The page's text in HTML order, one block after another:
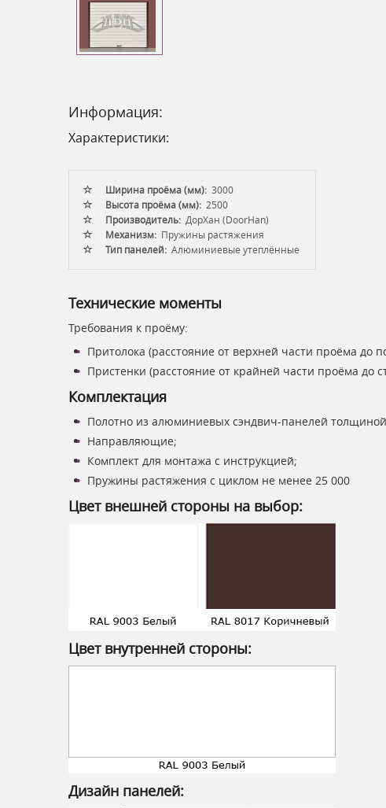
Информация:
Характеристики:
Ширина проёма (мм): 3000
Высота проёма (мм): 2500
Производитель: ДорХан (DoorHan)
Механизм: Пружины растяжения
Тип панелей: Алюминиевые утеплённые
Технические моменты
Требования к проёму:
Притолока (расстояние от верхней части проёма до
Пристенки (расстояние от крайней части проёма
Комплектация
Полотно из алюминиевых сэндвич-панелей
Направляющие;
Комплект для монтажа с инструкцией;
Пружины растяжения с циклом не менее 25 000
Цвет внешней стороны на выбор:
Цвет внутренней стороны:
Дизайн панелей: